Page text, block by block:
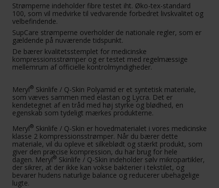
Strømperne indeholder fibre testet iht. Øko-tex-standard
100, som vil medvirke til vedvarende forbedret livskvalitet og
velbefindende.
SupCare strømperne overholder de nationale regler, som er
gældende på nuværende tidspunkt.
De bærer kvalitetsstemplet for medicinske
kompressionsstrømper og er testet med regelmæssige
mellemrum af officielle kontrolmyndigheder.
Meryl® Skinlife / Q-Skin Polyamid er et syntetisk materiale,
som væves sammen med elastan og Lycra. Det er
kendetegnet af en tråd med høj styrke og blødhed, en
egenskab som tydeligt mærkes produkterne.
Meryl® Skinlife / Q-Skin er hovedmaterialet i vores medicinske
klasse 2 kompressionsstrømper. Når du bærer dette
materiale, vil du opleve et silkeblødt og stærkt produkt, som
giver den præcise kompression, du har brug for hele
dagen. Meryl® Skinlife / Q-Skin indeholder sølv mikropartikler,
der sikrer, at der ikke kan vokse bakterier i tekstilet, og
bevarer hudens naturlige balance og reducerer ubehagelige
lugte.